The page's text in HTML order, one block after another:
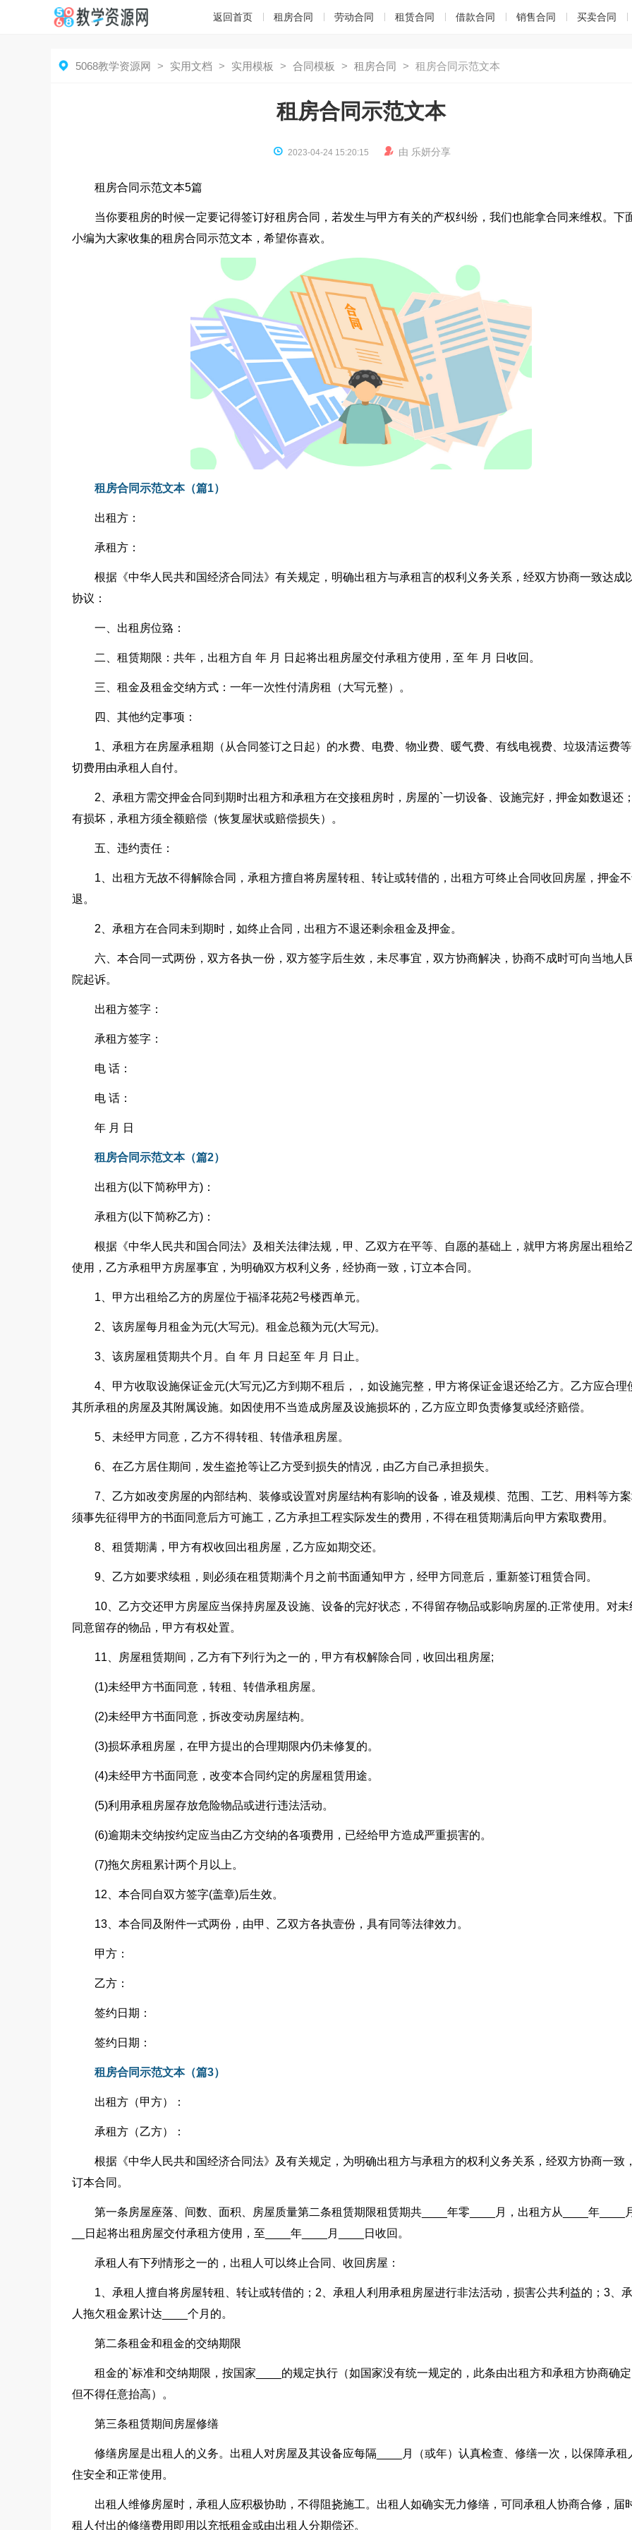
返回首页 租房合同 劳动合同 租赁合同 借款合同 销售合同 买卖合同
 5068教学资源网 > 实用文档 > 实用模板 > 合同模板 > 租房合同 > 租房合同示范文本
租房合同示范文本
 2023-04-24 15:20:15  由 乐妍分享
租房合同示范文本5篇
当你要租房的时候一定要记得签订好租房合同，若发生与甲方有关的产权纠纷，我们也能拿合同来维权。下
小编为大家收集的租房合同示范文本，希望你喜欢。
租房合同示范文本（篇1）
出租方：
承租方：
根据《中华人民共和国经济合同法》有关规定，明确出租方与承租言的权利义务关系，经双方协商一致达成
协议：
一、出租房位臵：
二、租赁期限：共年，出租方自 年 月 日起将出租房屋交付承租方使用，至 年 月 日收回。
三、租金及租金交纳方式：一年一次性付清房租（大写元整）。
四、其他约定事项：
1、承租方在房屋承租期（从合同签订之日起）的水费、电费、物业费、暖气费、有线电视费、垃圾清运费
切费用由承租人自付。
2、承租方需交押金合同到期时出租方和承租方在交接租房时，房屋的`一切设备、设施完好，押金如数退还
有损坏，承租方须全额赔偿（恢复屋状或赔偿损失）。
五、违约责任：
1、出租方无故不得解除合同，承租方擅自将房屋转租、转让或转借的，出租方可终止合同收回房屋，押金
退。
2、承租方在合同未到期时，如终止合同，出租方不退还剩余租金及押金。
六、本合同一式两份，双方各执一份，双方签字后生效，未尽事宜，双方协商解决，协商不成时可向当地人
院起诉。
出租方签字：
承租方签字：
电 话：
电 话：
年 月 日
租房合同示范文本（篇2）
出租方(以下简称甲方)：
承租方(以下简称乙方)：
根据《中华人民共和国合同法》及相关法律法规，甲、乙双方在平等、自愿的基础上，就甲方将房屋出租给
使用，乙方承租甲方房屋事宜，为明确双方权利义务，经协商一致，订立本合同。
1、甲方出租给乙方的房屋位于福泽花苑2号楼西单元。
2、该房屋每月租金为元(大写元)。租金总额为元(大写元)。
3、该房屋租赁期共个月。自 年 月 日起至 年 月 日止。
4、甲方收取设施保证金元(大写元)乙方到期不租后，，如设施完整，甲方将保证金退还给乙方。乙方应合理
其所承租的房屋及其附属设施。如因使用不当造成房屋及设施损坏的，乙方应立即负责修复或经济赔偿。
5、未经甲方同意，乙方不得转租、转借承租房屋。
6、在乙方居住期间，发生盗抢等让乙方受到损失的情况，由乙方自己承担损失。
7、乙方如改变房屋的内部结构、装修或设置对房屋结构有影响的设备，谁及规模、范围、工艺、用料等方
须事先征得甲方的书面同意后方可施工，乙方承担工程实际发生的费用，不得在租赁期满后向甲方索取费用。
8、租赁期满，甲方有权收回出租房屋，乙方应如期交还。
9、乙方如要求续租，则必须在租赁期满个月之前书面通知甲方，经甲方同意后，重新签订租赁合同。
10、乙方交还甲方房屋应当保持房屋及设施、设备的完好状态，不得留存物品或影响房屋的.正常使用。对未
同意留存的物品，甲方有权处置。
11、房屋租赁期间，乙方有下列行为之一的，甲方有权解除合同，收回出租房屋;
(1)未经甲方书面同意，转租、转借承租房屋。
(2)未经甲方书面同意，拆改变动房屋结构。
(3)损坏承租房屋，在甲方提出的合理期限内仍未修复的。
(4)未经甲方书面同意，改变本合同约定的房屋租赁用途。
(5)利用承租房屋存放危险物品或进行违法活动。
(6)逾期未交纳按约定应当由乙方交纳的各项费用，已经给甲方造成严重损害的。
(7)拖欠房租累计两个月以上。
12、本合同自双方签字(盖章)后生效。
13、本合同及附件一式两份，由甲、乙双方各执壹份，具有同等法律效力。
甲方：
乙方：
签约日期：
签约日期：
租房合同示范文本（篇3）
出租方（甲方）：
承租方（乙方）：
根据《中华人民共和国经济合同法》及有关规定，为明确出租方与承租方的权利义务关系，经双方协商一致
订本合同。
第一条房屋座落、间数、面积、房屋质量第二条租赁期限租赁期共____年零____月，出租方从____年____
__日起将出租房屋交付承租方使用，至____年____月____日收回。
承租人有下列情形之一的，出租人可以终止合同、收回房屋：
1、承租人擅自将房屋转租、转让或转借的；2、承租人利用承租房屋进行非法活动，损害公共利益的；3、
人拖欠租金累计达____个月的。
第二条租金和租金的交纳期限
租金的`标准和交纳期限，按国家____的规定执行（如国家没有统一规定的，此条由出租方和承租方协商确
但不得任意抬高）。
第三条租赁期间房屋修缮
修缮房屋是出租人的义务。出租人对房屋及其设备应每隔____月（或年）认真检查、修缮一次，以保障承租
住安全和正常使用。
出租人维修房屋时，承租人应积极协助，不得阻挠施工。出租人如确实无力修缮，可同承租人协商合修，届
租人付出的修缮费用即用以充抵租金或由出租人分期偿还。